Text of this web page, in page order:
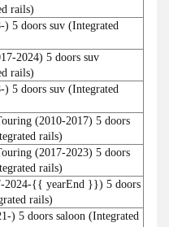
rails)
) 5 doors suv (Integrated
2024) 5 doors suv
rails)
) 5 doors suv (Integrated
(2010-2017) 5 doors
rails)
(2017-2023) 5 doors
rails)
2024-{{ yearEnd }}) 5 doors
rails)
) 5 doors saloon (Integrated